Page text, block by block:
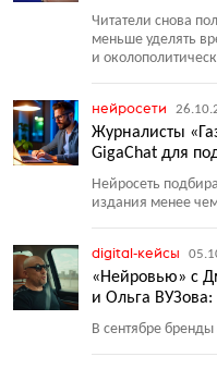
Читатели снова
меньше уделять
и
нейросети
Журналисты
GigaChat для
Нейросеть
издания менее
digital-кейсы
«Нейровью» с
и Ольга
В сентябре